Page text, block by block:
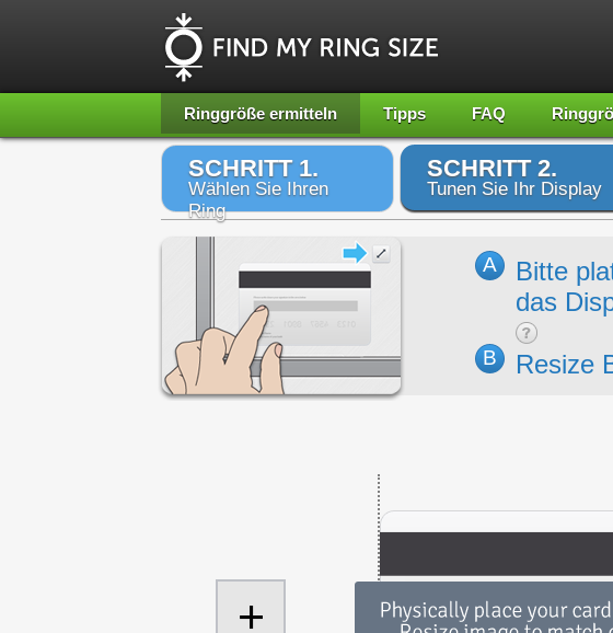
Ringgröße ermitteln Tipps FAQ
SCHRITT 1.
Wählen Sie Ihren
Ring
SCHRITT 2.
Tunen Sie Ihr Display
A
Bitte
das
B Resize
+